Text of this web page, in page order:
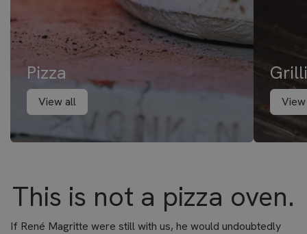
Pizza
View all
This is not a pizza oven.
If René Magritte were still with us, he would undoubtedly